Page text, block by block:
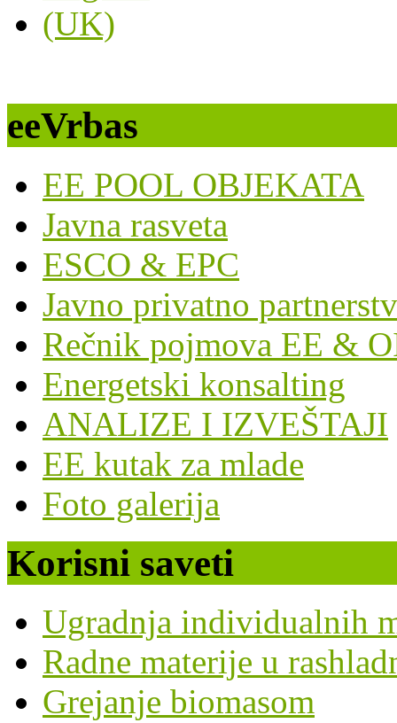
eeVrbas
EE POOL OBJEKATA
Javna rasveta
ESCO & EPC
Javno privatno
Rečnik pojmova EE &
Energetski konsalting
ANALIZE I IZVEŠTAJI
EE kutak za mlade
Foto galerija
Korisni saveti
Ugradnja individualnih
Radne materije u
Grejanje biomasom